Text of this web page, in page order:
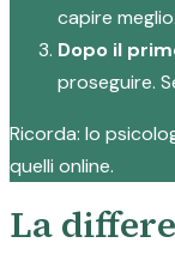
capire
Dopo il
proseguire.
Ricorda: lo
quelli online.
La